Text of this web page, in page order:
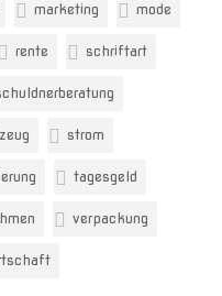
marketing mode
rente schriftart
strom
tagesgeld
verpackung